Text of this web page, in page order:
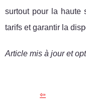
surtout pour la haute
tarifs et garantir la
Article mis à jour et